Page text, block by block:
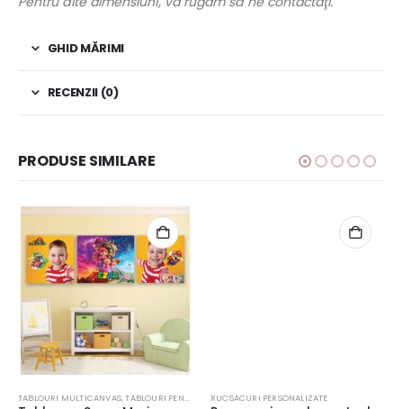
GHID MĂRIMI
RECENZII (0)
PRODUSE SIMILARE
TABLOURI MULTICANVAS,TABLOURI PENTRU COPII RUCSACURI PERSONALIZATE